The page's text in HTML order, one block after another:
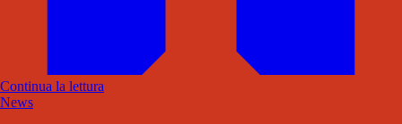
Continua la lettura
News